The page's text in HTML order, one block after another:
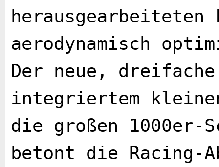
herausgearbeiteten
aerodynamisch
Der neue,
integriertem
die großen 1000er-
betont die Racing-